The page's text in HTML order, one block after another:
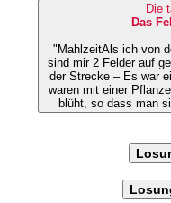
Die
Das
"MahlzeitAls ich von
sind mir 2 Felder auf
der Strecke – Es war ein
waren mit einer
blüht, so dass man